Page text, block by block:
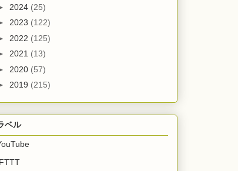
2024 (25)
2023 (122)
2022 (125)
2021 (13)
2020 (57)
2019 (215)
ベル